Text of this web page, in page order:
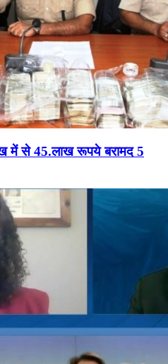
में से 45.लाख रूपये बरामद 5